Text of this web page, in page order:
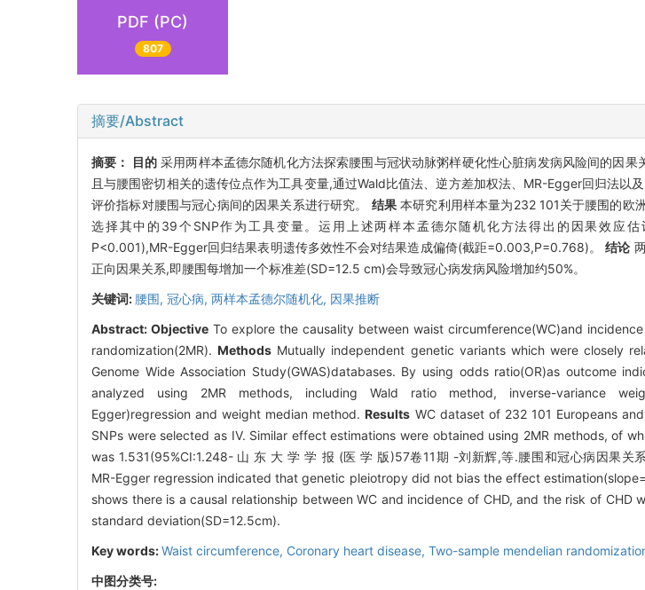
PDF (PC)
807
摘要/Abstract
摘要： 目的采用两样本孟德尔随机化方法探索腰围与冠状动脉粥样硬化性心脏病发病风险间的因果
且与腰围密切相关的遗传位点作为工具变量,通过Wald比值法、逆方差加权法、MR-Egger回归法以
评价指标对腰围与冠心病间的因果关系进行研究。 结果本研究利用样本量为232 101关于腰围的欧
选择其中的39个SNP作为工具变量。运用上述两样本孟德尔随机化方法得出的因果效应估
P<0.001),MR-Egger回归结果表明遗传多效性不会对结果造成偏倚(截距=0.003,P=0.768)。结论
正向因果关系,即腰围每增加一个标准差(SD=12.5 cm)会导致冠心病发病风险增加约50%。
关键词: 腰围, 冠心病, 两样本孟德尔随机化, 因果推断
Abstract: Objective To explore the causality between waist circumference(WC)and
randomization(2MR).Methods Mutually independent genetic variants which were closely
Genome Wide Association Study(GWAS)databases. By using odds ratio(OR)as outcome
analyzed using 2MR methods, including Wald ratio method, inverse-variance
Egger)regression and weight median method.Results WC dataset of 232 101 Europeans
SNPs were selected as IV. Similar effect estimations were obtained using 2MR methods, of
was 1.531(95%CI:1.248- 山 东 大 学 学 报 (医 学 版)57卷11期 -刘新辉,等.腰围和冠心病因果
MR-Egger regression indicated that genetic pleiotropy did not bias the effect
shows there is a causal relationship between WC and incidence of CHD, and the risk of CHD
standard deviation(SD=12.5cm).
Key words:Waist circumference, Coronary heart disease, Two-sample mendelian
中图分类号: